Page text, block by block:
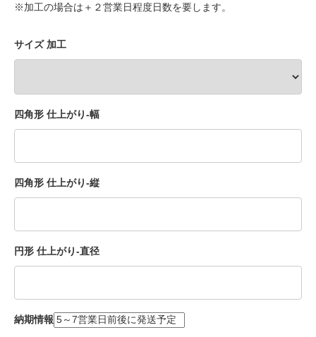
※加工の場合は＋２営業日程度日数を要します。
サイズ 加工
四角形 仕上がり-幅
四角形 仕上がり-縦
円形 仕上がり-直径
納期情報